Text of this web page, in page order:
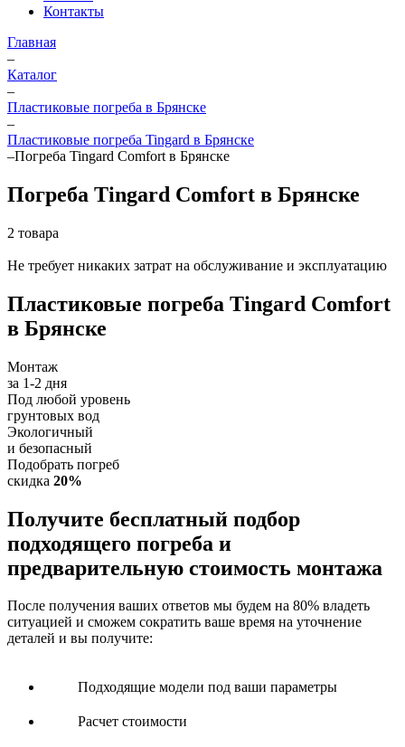
Контакты
Главная
–
Каталог
–
Пластиковые погреба в Брянске
–
Пластиковые погреба Tingard в Брянске
–Погреба Tingard Comfort в Брянске
Погреба Tingard Comfort в Брянске
2 товара
Не требует никаких затрат на обслуживание и эксплуатацию
Пластиковые погреба Tingard Comfort
в Брянске
Монтаж
за 1-2 дня
Под любой уровень
грунтовых вод
Экологичный
и безопасный
Подобрать погреб
скидка 20%
Получите бесплатный подбор
подходящего погреба и
предварительную стоимость монтажа
После получения ваших ответов мы будем на 80% владеть
ситуацией и сможем сократить ваше время на уточнение
деталей и вы получите:
Подходящие модели под ваши параметры
Расчет стоимости